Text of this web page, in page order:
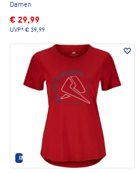
Damen
€ 29,99
UVP* € 39,99
IM SET ERHÄLTLICH